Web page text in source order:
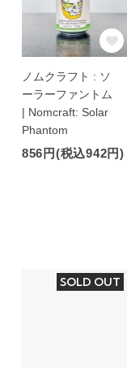
ノムクラフト : ソ
ーラーファントム
| Nomcraft: Solar
Phantom
856円(税込942円)
SOLD OUT